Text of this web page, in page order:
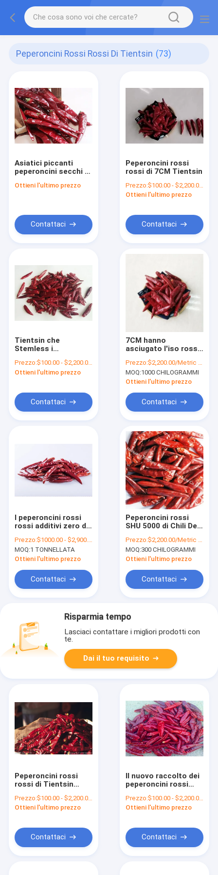
Peperoncini Rossi Rossi Di Tientsin (73)
Asiatici piccanti
peperoncini secchi di
ricchi di vitamina C
Ottieni l'ultimo prezzo
Contattaci
Peperoncini rossi
rossi di 7CM Tientsin
Prezzo:$100.00 - $2,200.00/Metric Tons
Ottieni l'ultimo prezzo
Contattaci
Tientsin che
Stemless i
rossi classificano
Tien-Tsin ha
Prezzo:$100.00 - $2,200.00/Metric Tons
Ottieni l'ultimo prezzo
Contattaci
7CM hanno
asciugato l'iso rosso
Dehydrated Tianjin
Chili dei peperoncini
rossi 50000
Prezzo:$2,200.00/Metric Tons
MOQ:1000 CHILOGRAMMI
Ottieni l'ultimo prezzo
Contattaci
I peperoncini rossi
rossi additivi zero di
modellano i
peperoncini rossi
secchi rossi pungenti
Prezzo:$1000.00 - $2,900.00/Metric Tons
MOQ:1 TONNELLATA
Ottieni l'ultimo prezzo
Contattaci
Peperoncini rossi
SHU 5000 di Chili De
secchi buon gusto
Prezzo:$2,200.00/Metric Tons
MOQ:300 CHILOGRAMMI
Ottieni l'ultimo prezzo
Contattaci
Risparmia tempo
Lasciaci contattare i migliori prodotti con
te.
Dai il tuo requisito
Peperoncini rossi
rossi di Tientsin
nessun cinese secco
crudo Chilis
Prezzo:$100.00 - $2,200.00/Metric Tons
Ottieni l'ultimo prezzo
Contattaci
Il nuovo raccolto dei
peperoncini rossi
Tientsin ha staccato
Arbol dal gambo
Prezzo:$100.00 - $2,200.00/Metric Tons
Ottieni l'ultimo prezzo
Contattaci